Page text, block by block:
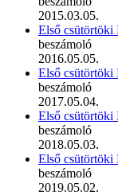
2015.03.05.
Első csütörtöki
beszámoló
2016.05.05.
Első csütörtöki
beszámoló
2017.05.04.
Első csütörtöki
beszámoló
2018.05.03.
Első csütörtöki
beszámoló
2019.05.02.